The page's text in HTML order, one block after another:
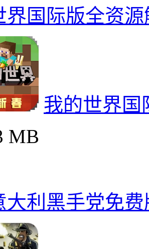
界国际版全资
我的世界国
MB
大利黑手党免